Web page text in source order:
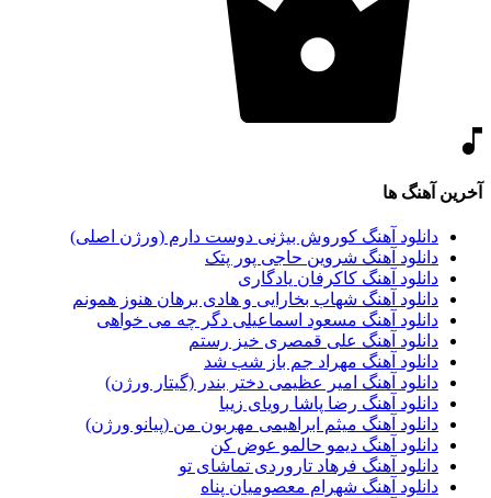
آخرین آهنگ ها
دانلود آهنگ کوروش بیژنی دوست دارم (ورژن اصلی)
دانلود آهنگ شروین حاجی پور پتک
دانلود آهنگ کاکرفان یادگاری
دانلود آهنگ شهاب بخارایی و هادی برهان هنوز همونم
دانلود آهنگ مسعود اسماعیلی دگر چه می خواهی
دانلود آهنگ علی قمصری خیز رستم
دانلود آهنگ مهراد جم باز شب شد
دانلود آهنگ امیر عظیمی دختر بندر (گیتار ورژن)
دانلود آهنگ رضا پاشا رویای زیبا
دانلود آهنگ میثم ابراهیمی مهربون من (پیانو ورژن)
دانلود آهنگ دیمو حالمو عوض کن
دانلود آهنگ فرهاد تاروردی تماشای تو
دانلود آهنگ شهرام معصومیان پناه